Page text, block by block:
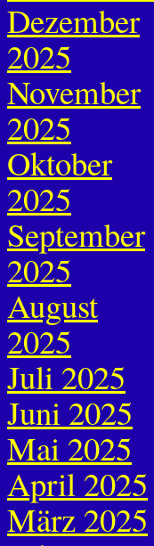
Dezember
2025
November
2025
Oktober
2025
September
2025
August
2025
Juli 2025
Juni 2025
Mai 2025
April 2025
März 2025